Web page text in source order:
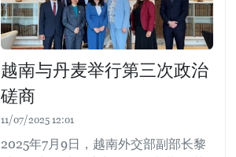
越南与丹麦举行第三次政治
磋商
11/07/2025 12:01
2025年7月9日，越南外交部副部长黎